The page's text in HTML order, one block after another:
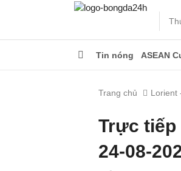
Tin nóng ASEAN
Trang chủ Lorient
Trực tiếp
24-08-